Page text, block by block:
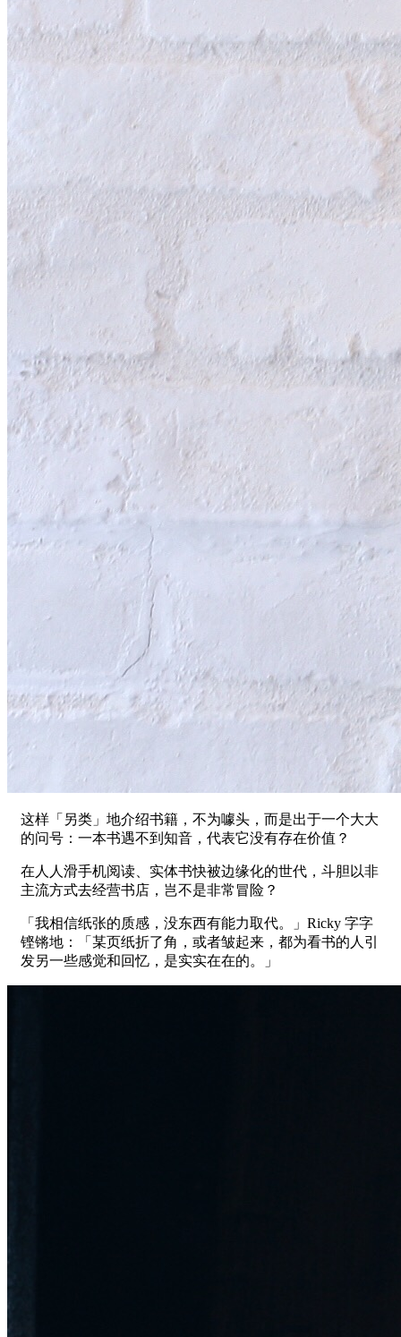
这样「另类」地介绍书籍，不为噱头，而是出于一个大大
的问号：一本书遇不到知音，代表它没有存在价值？
在人人滑手机阅读、实体书快被边缘化的世代，斗胆以非
主流方式去经营书店，岂不是非常冒险？
「我相信纸张的质感，没东西有能力取代。」Ricky 字字
铿锵地：「某页纸折了角，或者皱起来，都为看书的人引
发另一些感觉和回忆，是实实在在的。」